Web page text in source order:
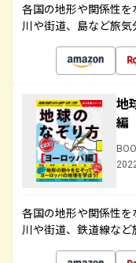
各国の地形や関係性を
川や街道、島など旅気
地
編
各国の地形や関係性を
川や街道、鉄道線など